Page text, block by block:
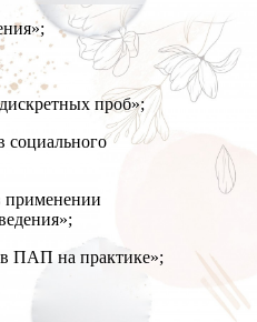
проб»;
социального
применении
ПАП на практике»;